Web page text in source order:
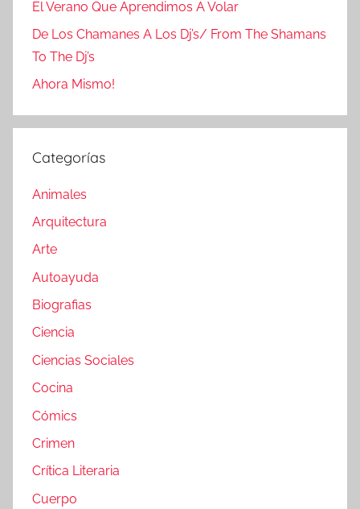
El Verano Que Aprendimos A Volar
De Los Chamanes A Los Dj’s/ From The Shamans
To The Dj’s
Ahora Mismo!
Categorías
Animales
Arquitectura
Arte
Autoayuda
Biografias
Ciencia
Ciencias Sociales
Cocina
Cómics
Crimen
Crítica Literaria
Cuerpo